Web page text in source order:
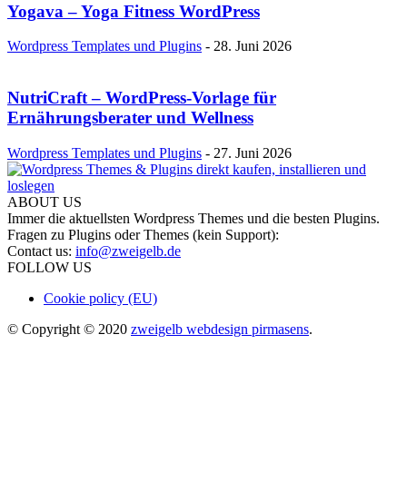
Yogava – Yoga Fitness WordPress
Wordpress Templates und Plugins - 28. Juni 2026
NutriCraft – WordPress-Vorlage für
Ernährungsberater und Wellness
Wordpress Templates und Plugins - 27. Juni 2026
ABOUT US
Immer die aktuellsten Wordpress Themes und die besten Plugins.
Fragen zu Plugins oder Themes (kein Support):
Contact us: info@zweigelb.de
FOLLOW US
Cookie policy (EU)
© Copyright © 2020 zweigelb webdesign pirmasens.